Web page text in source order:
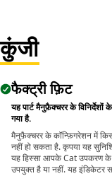
कुंजी
फैक्ट्री फ़िट
यह पार्ट मैनुफ़ैक्चरर के
गया है.
मैनुफ़ैक्चरर के कॉन्फ़िगरेशन में
नहीं हो सकता है. कृपया यह
यह हिस्सा आपके Cat उपकरण के
उपयुक्त है या नहीं. यह इंडिकेटर